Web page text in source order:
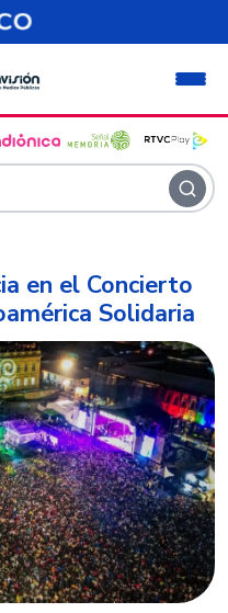
en el Concierto
Solidaria